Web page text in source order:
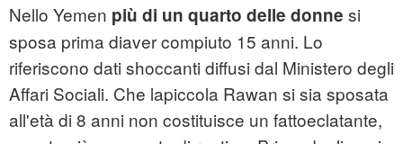
Nello Yemen più di un quarto delle donne si
sposa prima diaver compiuto 15 anni. Lo
riferiscono dati shoccanti diffusi dal Ministero degli
Affari Sociali. Che lapiccola Rawan si sia sposata
all'età di 8 anni non costituisce un fattoeclatante,